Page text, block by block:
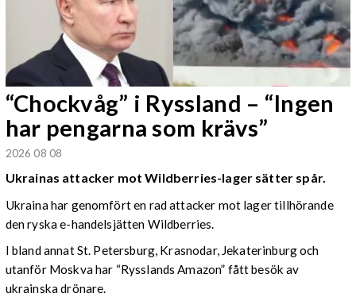
“Chockvåg” i Ryssland – “Ingen
har pengarna som krävs”
2026 08 08
Ukrainas attacker mot Wildberries-lager sätter spår.
Ukraina har genomfört en rad attacker mot lager tillhörande
den ryska e-handelsjätten Wildberries.
I bland annat St. Petersburg, Krasnodar, Jekaterinburg och
utanför Moskva har “Rysslands Amazon” fått besök av
ukrainska drönare.